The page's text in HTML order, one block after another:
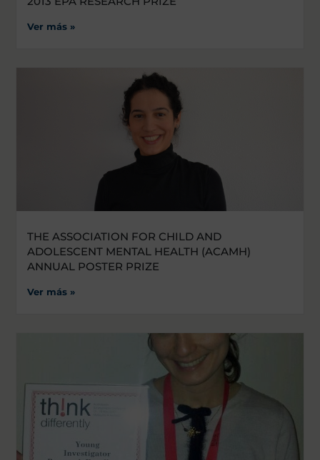
Ver más »
THE ASSOCIATION FOR CHILD AND
ADOLESCENT MENTAL HEALTH (ACAMH)
ANNUAL POSTER PRIZE
Ver más »